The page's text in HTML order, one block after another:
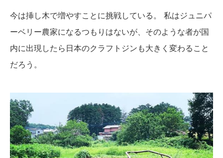
今は挿し木で増やすことに挑戦している。 私はジュニパ
ーベリー農家になるつもりはないが、そのような者が国
内に出現したら日本のクラフトジンも大きく変わること
だろう。